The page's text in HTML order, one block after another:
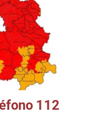
112